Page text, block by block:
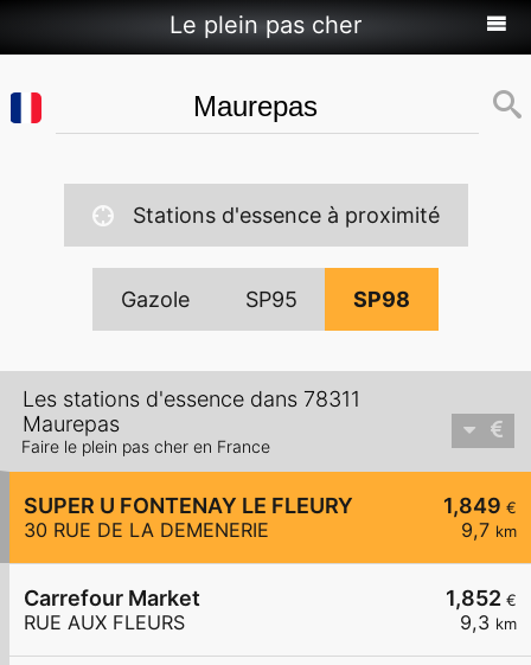
Le plein pas cher
Stations d'essence à proximité
Gazole SP95 SP98
Les stations d'essence dans 78311
Maurepas
Faire le plein pas cher en France
1,849 €
9,7 km
SUPER U FONTENAY LE FLEURY
30 RUE DE LA DEMENERIE
1,852 €
9,3 km
Carrefour Market
RUE AUX FLEURS